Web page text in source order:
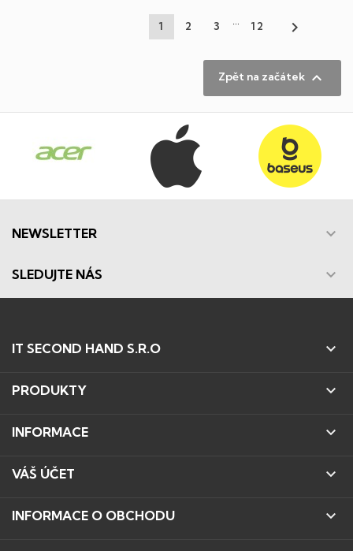
1 2 3 … 12 
Zpět na začátek 
NEWSLETTER 
SLEDUJTE NÁS 
IT SECOND HAND S.R.O 
PRODUKTY 
INFORMACE 
VÁŠ ÚČET 
INFORMACE O OBCHODU 